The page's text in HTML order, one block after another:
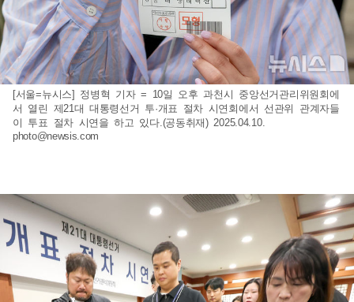
[서울=뉴시스] 정병혁 기자 = 10일 오후 과천시 중앙선거관리위원회에
서 열린 제21대 대통령선거 투·개표 절차 시연회에서 선관위 관계자들
이 투표 절차 시연을 하고 있다.(공동취재) 2025.04.10.
photo@newsis.com